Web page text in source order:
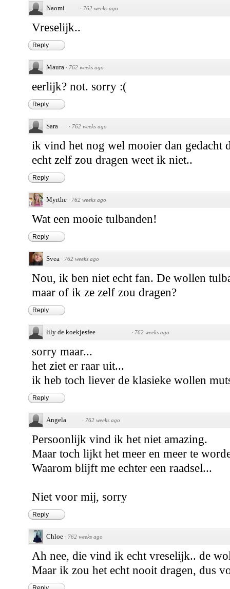
Naomi · 762 weeks ago
Vreselijk..
Reply
Maura · 762 weeks ago
eerlijk? not. sorry :(
Reply
Sara · 762 weeks ago
ik vind het nog wel mooier dan gedacht
echt zelf zou dragen weet ik niet..
Reply
Myrthe · 762 weeks ago
Wat een mooie tulbanden!
Reply
Svea · 762 weeks ago
Nou, ik ben niet echt fan. De wollen
maar of ik ze zelf zou dragen?
Reply
lily de koekjesfee · 762 weeks ago
sorry maar...
het ziet er raar uit...
ik heb toch liever de klasieke wollen
Reply
Angela · 762 weeks ago
Persoonlijk vind ik het niet amazing.
Maar toch lijkt het meer en meer te
Waarom blijft me echter een raadsel...
Niet voor mij, sorry
Reply
Chloe · 762 weeks ago
Ah nee, die vind ik echt vreselijk.. de
Maar ik zou het echt nooit dragen, dus